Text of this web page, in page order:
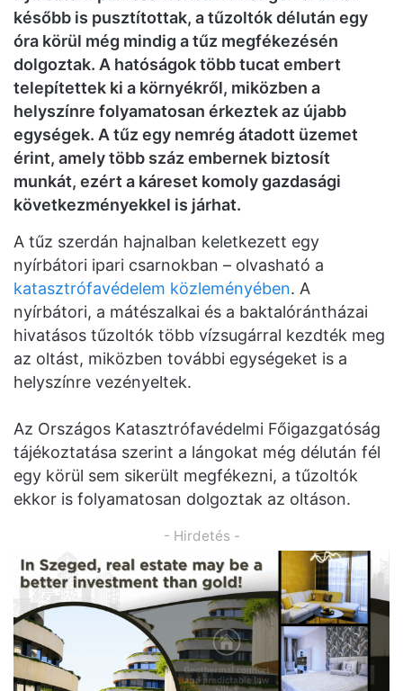
később is pusztítottak, a tűzoltók délután egy
óra körül még mindig a tűz megfékezésén
dolgoztak. A hatóságok több tucat embert
telepítettek ki a környékről, miközben a
helyszínre folyamatosan érkeztek az újabb
egységek. A tűz egy nemrég átadott üzemet
érint, amely több száz embernek biztosít
munkát, ezért a káreset komoly gazdasági
következményekkel is járhat.
A tűz szerdán hajnalban keletkezett egy
nyírbátori ipari csarnokban – olvasható a
katasztrófavédelem közleményében. A
nyírbátori, a mátészalkai és a baktalórántházai
hivatásos tűzoltók több vízsugárral kezdték meg
az oltást, miközben további egységeket is a
helyszínre vezényeltek.
Az Országos Katasztrófavédelmi Főigazgatóság
tájékoztatása szerint a lángokat még délután fél
egy körül sem sikerült megfékezni, a tűzoltók
ekkor is folyamatosan dolgoztak az oltáson.
- Hirdetés -